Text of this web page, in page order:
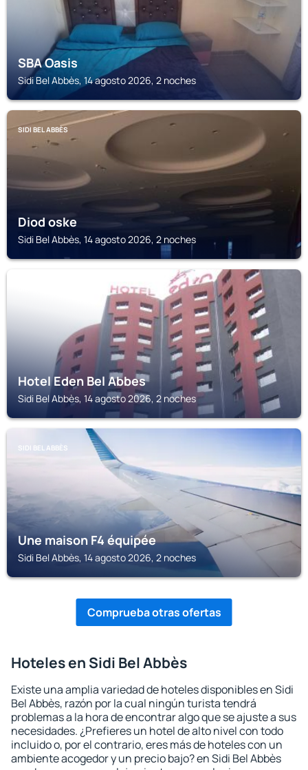
SBA Oasis
Sidi Bel Abbès, 14 agosto 2026, 2 noches
SIDI BEL ABBÈS
Diod oske
Sidi Bel Abbès, 14 agosto 2026, 2 noches
Hotel Eden Bel Abbes
Sidi Bel Abbès, 14 agosto 2026, 2 noches
SIDI BEL ABBÈS
Une maison F4 équipée
Sidi Bel Abbès, 14 agosto 2026, 2 noches
Comprueba otras ofertas
Hoteles en Sidi Bel Abbès
Existe una amplia variedad de hoteles disponibles en Sidi
Bel Abbès, razón por la cual ningún turista tendrá
problemas a la hora de encontrar algo que se ajuste a sus
necesidades. ¿Prefieres un hotel de alto nivel con todo
incluido o, por el contrario, eres más de hoteles con un
ambiente acogedor y un precio bajo? en Sidi Bel Abbès